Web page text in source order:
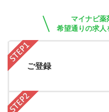
マイナビ薬
希望通りの求人
ご登録